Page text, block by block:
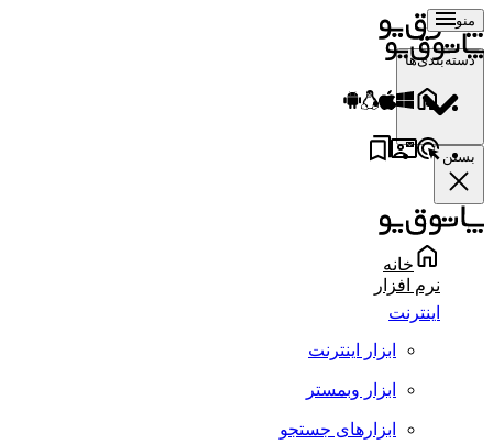
منو
دسته‌بندی‌ها
بستن
خانه
نرم افزار
اینترنت
ابزار اینترنت
ابزار وبمستر
ابزارهای جستجو